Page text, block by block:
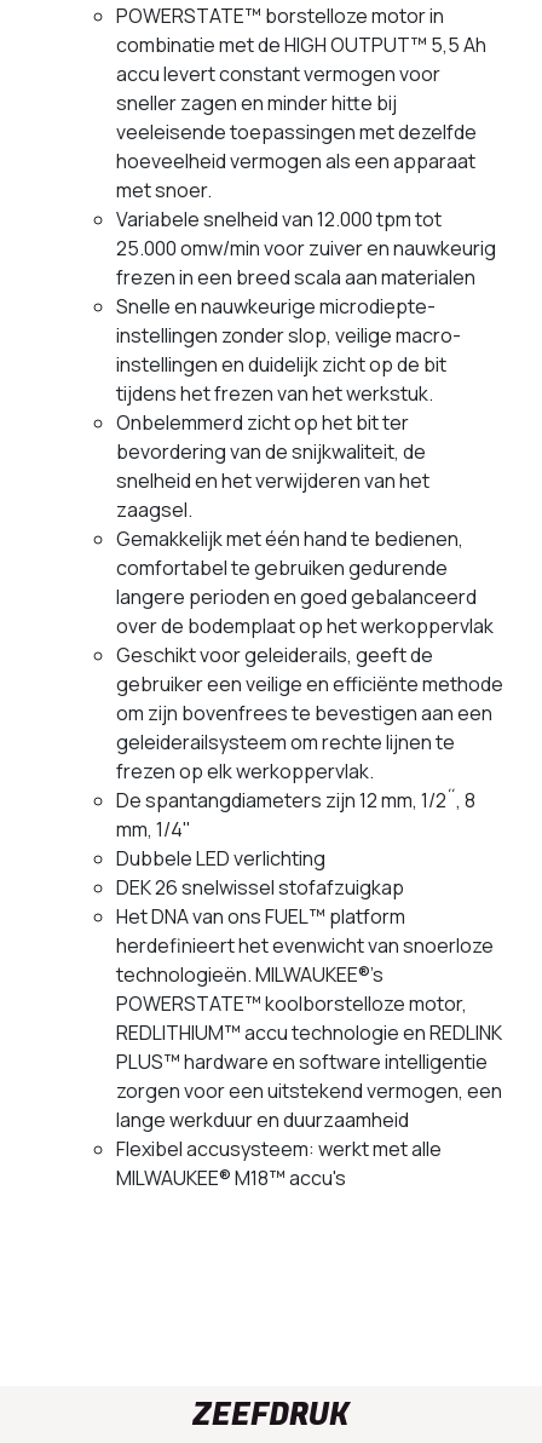
POWERSTATE™ borstelloze motor in
combinatie met de HIGH OUTPUT™ 5,5 Ah
accu levert constant vermogen voor
sneller zagen en minder hitte bij
veeleisende toepassingen met dezelfde
hoeveelheid vermogen als een apparaat
met snoer.
Variabele snelheid van 12.000 tpm tot
25.000 omw/min voor zuiver en nauwkeurig
frezen in een breed scala aan materialen
Snelle en nauwkeurige microdiepte-
instellingen zonder slop, veilige macro-
instellingen en duidelijk zicht op de bit
tijdens het frezen van het werkstuk.
Onbelemmerd zicht op het bit ter
bevordering van de snijkwaliteit, de
snelheid en het verwijderen van het
zaagsel.
Gemakkelijk met één hand te bedienen,
comfortabel te gebruiken gedurende
langere perioden en goed gebalanceerd
over de bodemplaat op het werkoppervlak
Geschikt voor geleiderails, geeft de
gebruiker een veilige en efficiënte methode
om zijn bovenfrees te bevestigen aan een
geleiderailsysteem om rechte lijnen te
frezen op elk werkoppervlak.
De spantangdiameters zijn 12 mm, 1/2˝, 8
mm, 1/4"
Dubbele LED verlichting
DEK 26 snelwissel stofafzuigkap
Het DNA van ons FUEL™ platform
herdefinieert het evenwicht van snoerloze
technologieën. MILWAUKEE®'s
POWERSTATE™ koolborstelloze motor,
REDLITHIUM™ accu technologie en REDLINK
PLUS™ hardware en software intelligentie
zorgen voor een uitstekend vermogen, een
lange werkduur en duurzaamheid
Flexibel accusysteem: werkt met alle
MILWAUKEE® M18™ accu's
ZEEFDRUK